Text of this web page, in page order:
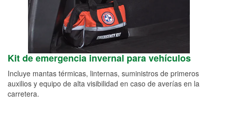
Kit de emergencia invernal para vehículos
Incluye mantas térmicas, linternas, suministros de primeros
auxilios y equipo de alta visibilidad en caso de averías en la
carretera.